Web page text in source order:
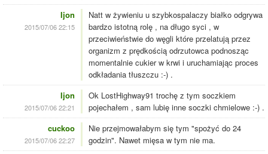
Ijon
2015/07/06 22:15
Natt w żywieniu u szybkospalaczy białko odgrywa
bardzo istotną rolę , na długo syci , w
przeciwieństwie do węgli które przelatują przez
organizm z prędkością odrzutowca podnosząc
momentalnie cukier w krwi i uruchamiając proces
odkładania tłuszczu :-) .
Ijon
2015/07/06 22:21
Ok LostHighway91 trochę z tym soczkiem
pojechałem , sam lubię inne soczki chmielowe :-) .
cuckoo
2015/07/06 22:27
Nie przejmowałabym się tym "spożyć do 24
godzin". Nawet mięsa w tym nie ma.